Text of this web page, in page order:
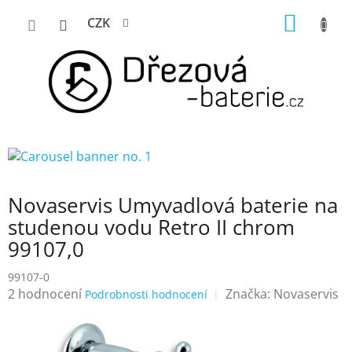
CZK
Novaservis Umyvadlová baterie na
studenou vodu Retro II chrom
99107,0
99107-0
Průměrné
2 hodnocení Podrobnosti hodnocení Značka: Novaservis